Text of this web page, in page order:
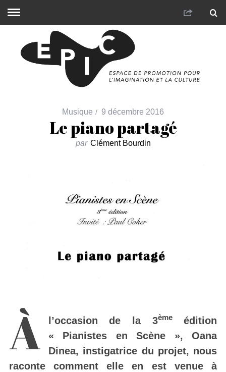
Musique 9 décembre 2016
Le piano partagé
par Clément Bourdin
À l’occasion de la 3èmeédition
« Pianistes en Scène », Oana
Dinea, instigatrice du projet, nous
raconte comment elle en est venue à